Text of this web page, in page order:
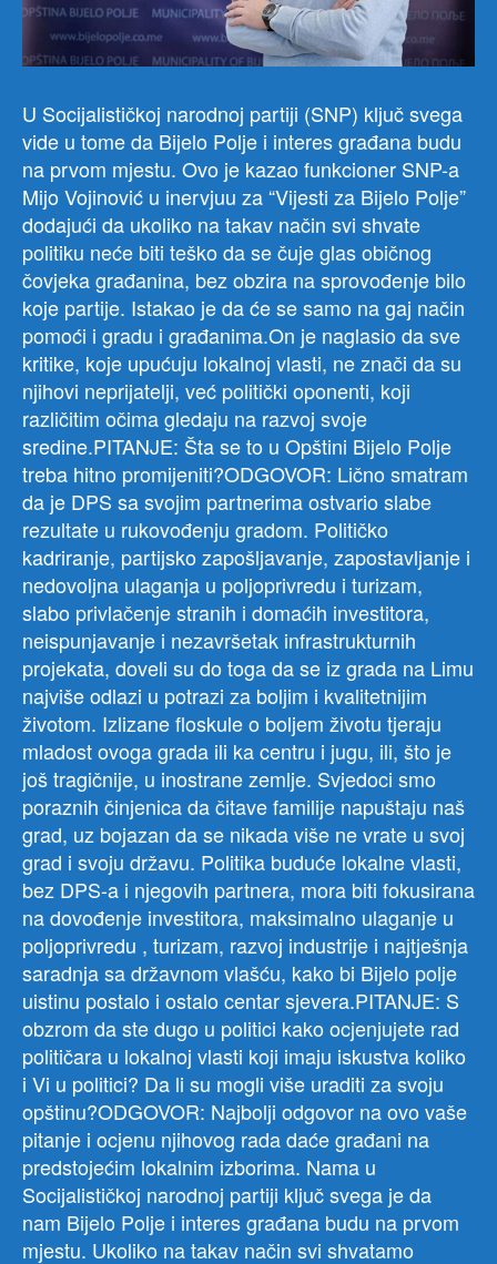
U Socijalističkoj narodnoj partiji (SNP) ključ svega
vide u tome da Bijelo Polje i interes građana budu
na prvom mjestu. Ovo je kazao funkcioner SNP-a
Mijo Vojinović u inervjuu za “Vijesti za Bijelo Polje”
dodajući da ukoliko na takav način svi shvate
politiku neće biti teško da se čuje glas običnog
čovjeka građanina, bez obzira na sprovođenje bilo
koje partije. Istakao je da će se samo na gaj način
pomoći i gradu i građanima.On je naglasio da sve
kritike, koje upućuju lokalnoj vlasti, ne znači da su
njihovi neprijatelji, već politički oponenti, koji
različitim očima gledaju na razvoj svoje
sredine.PITANJE: Šta se to u Opštini Bijelo Polje
treba hitno promijeniti?ODGOVOR: Lično smatram
da je DPS sa svojim partnerima ostvario slabe
rezultate u rukovođenju gradom. Političko
kadriranje, partijsko zapošljavanje, zapostavljanje i
nedovoljna ulaganja u poljoprivredu i turizam,
slabo privlačenje stranih i domaćih investitora,
neispunjavanje i nezavršetak infrastrukturnih
projekata, doveli su do toga da se iz grada na Limu
najviše odlazi u potrazi za boljim i kvalitetnijim
životom. Izlizane floskule o boljem životu tjeraju
mladost ovoga grada ili ka centru i jugu, ili, što je
još tragičnije, u inostrane zemlje. Svjedoci smo
poraznih činjenica da čitave familije napuštaju naš
grad, uz bojazan da se nikada više ne vrate u svoj
grad i svoju državu. Politika buduće lokalne vlasti,
bez DPS-a i njegovih partnera, mora biti fokusirana
na dovođenje investitora, maksimalno ulaganje u
poljoprivredu , turizam, razvoj industrije i najtješnja
saradnja sa državnom vlašću, kako bi Bijelo polje
uistinu postalo i ostalo centar sjevera.PITANJE: S
obzrom da ste dugo u politici kako ocjenjujete rad
političara u lokalnoj vlasti koji imaju iskustva koliko
i Vi u politici? Da li su mogli više uraditi za svoju
opštinu?ODGOVOR: Najbolji odgovor na ovo vaše
pitanje i ocjenu njihovog rada daće građani na
predstojećim lokalnim izborima. Nama u
Socijalističkoj narodnoj partiji ključ svega je da
nam Bijelo Polje i interes građana budu na prvom
mjestu. Ukoliko na takav način svi shvatamo